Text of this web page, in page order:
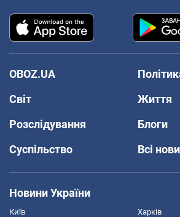
OBOZ.UA
Світ
Життя
Розслідування
Блоги
Суспільство
Всі
Новини України
Київ Харків